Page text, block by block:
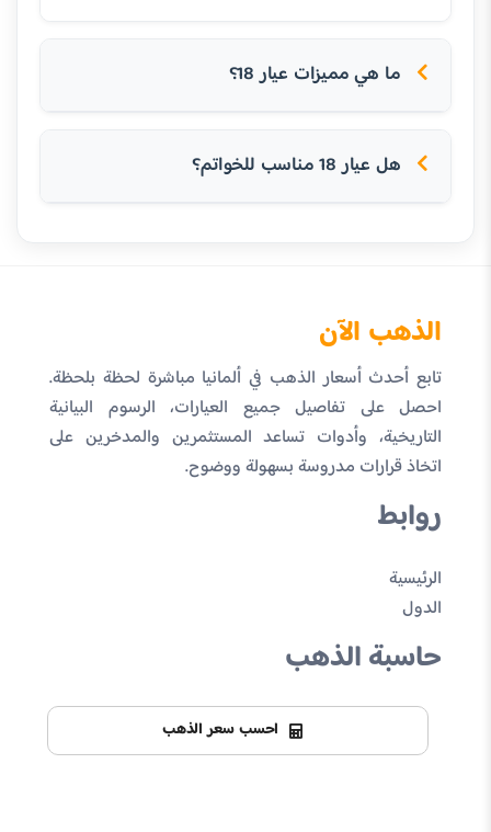
ما هي مميزات عيار 18؟
هل عيار 18 مناسب للخواتم؟
الذهب الآن
تابع أحدث أسعار الذهب في ألمانيا مباشرة لحظة بلحظة.
احصل على تفاصيل جميع العيارات، الرسوم البيانية
التاريخية، وأدوات تساعد المستثمرين والمدخرين على
اتخاذ قرارات مدروسة بسهولة ووضوح.
روابط
الرئيسية
الدول
حاسبة الذهب
احسب سعر الذهب